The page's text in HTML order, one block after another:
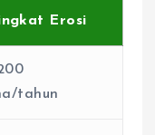
Erosi
tahun